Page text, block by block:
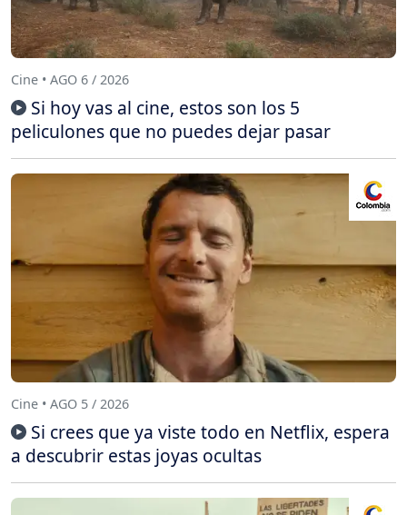
Cine • AGO 6 / 2026
Si hoy vas al cine, estos son los 5
peliculones que no puedes dejar pasar
Cine • AGO 5 / 2026
Si crees que ya viste todo en Netflix, espera
a descubrir estas joyas ocultas